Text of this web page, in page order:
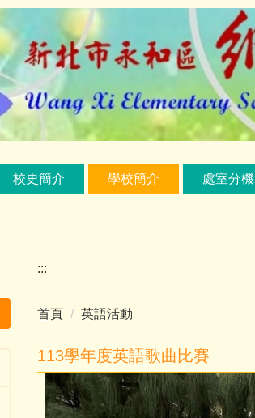
校史簡介 學校簡介 處室分機
:::
首頁 英語活動
113學年度英語歌曲比賽